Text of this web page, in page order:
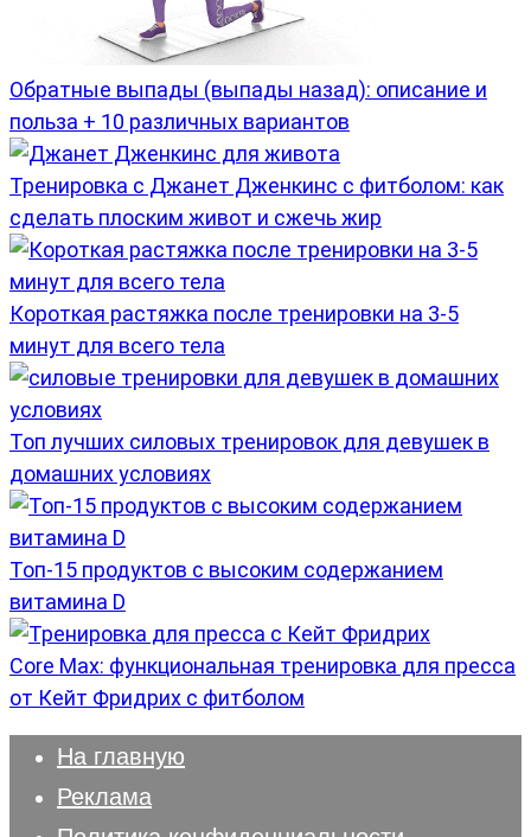
Обратные выпады (выпады назад): описание и
польза + 10 различных вариантов
Тренировка с Джанет Дженкинс с фитболом: как
сделать плоским живот и сжечь жир
Короткая растяжка после тренировки на 3-5
минут для всего тела
Топ лучших силовых тренировок для девушек в
домашних условиях
Топ-15 продуктов с высоким содержанием
витамина D
Core Max: функциональная тренировка для пресса
от Кейт Фридрих с фитболом
На главную
Реклама